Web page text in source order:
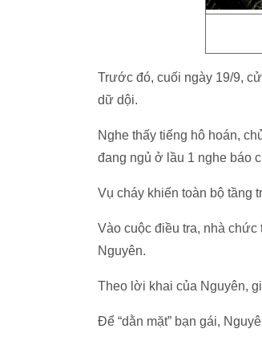
Trước đó, cuối ngày 19/9,
dữ dội.
Nghe thấy tiếng hô hoán,
đang ngủ ở lầu 1 nghe báo
Vụ cháy khiến toàn bộ tầng
Vào cuộc điều tra, nhà chức
Nguyên.
Theo lời khai của Nguyên,
Để “dằn mặt” bạn gái,